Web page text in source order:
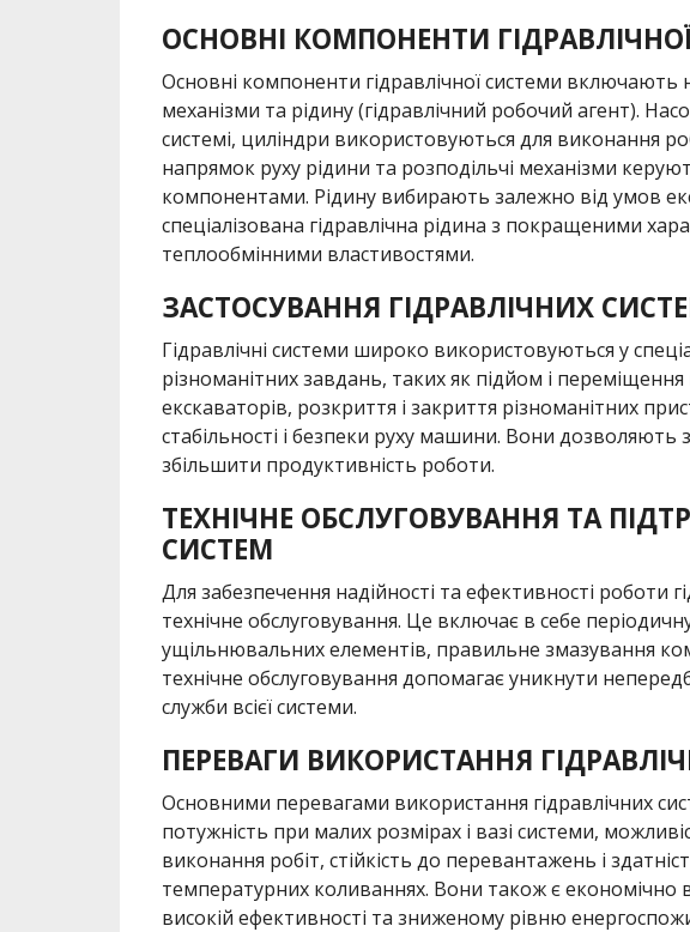
ОСНОВНІ КОМПОНЕНТИ
Основні компоненти гідравлічної системи включають
механізми та рідину (гідравлічний робочий агент).
системі, циліндри використовуються для виконання
напрямок руху рідини та розподільчі механізми
компонентами. Рідину вибирають залежно від умов
спеціалізована гідравлічна рідина з покращеними
теплообмінними властивостями.
ЗАСТОСУВАННЯ ГІДРАВЛІЧНИХ
Гідравлічні системи широко використовуються у
різноманітних завдань, таких як підйом і
екскаваторів, розкриття і закриття різноманітних
стабільності і безпеки руху машини. Вони
збільшити продуктивність роботи.
ТЕХНІЧНЕ ОБСЛУГОВУВАННЯ ТА
СИСТЕМ
Для забезпечення надійності та ефективності роботи
технічне обслуговування. Це включає в себе
ущільнювальних елементів, правильне змазування
технічне обслуговування допомагає уникнути
служби всієї системи.
ПЕРЕВАГИ ВИКОРИСТАННЯ
Основними перевагами використання гідравлічних
потужність при малих розмірах і вазі системи,
виконання робіт, стійкість до перевантажень і
температурних коливаннях. Вони також є економічно
високій ефективності та зниженому рівню